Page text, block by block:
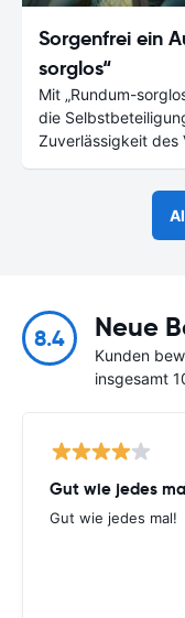
Sorgenfrei ein
sorglos“
Mit „Rundum-
die
Zuverlässigkeit des
8.4 Neue
Kunden
insgesamt
Gut wie jedes
Gut wie jedes mal!